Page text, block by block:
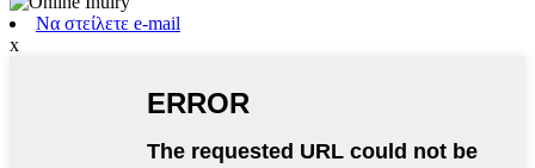
Να στείλετε e-mail
x